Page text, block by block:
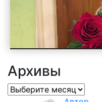
Архивы
Архивы